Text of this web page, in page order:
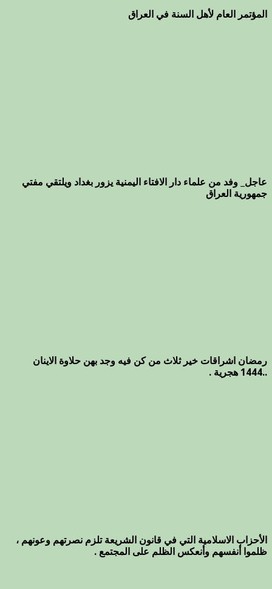
المؤتمر العام لأهل السنة في العراق
عاجل_ وفد من علماء دار الافتاء اليمنية يزور بغداد ويلتقي مفتي
جمهورية العراق
رمضان اشراقات خير ثلاث من كن فيه وجد بهن حلاوة الاينان
..1444 هجرية .
الأحزاب الاسلامية التي في قانون الشريعة تلزم نصرتهم وعونهم ،
ظلموا أنفسهم وأنعكس الظلم على المجتمع .